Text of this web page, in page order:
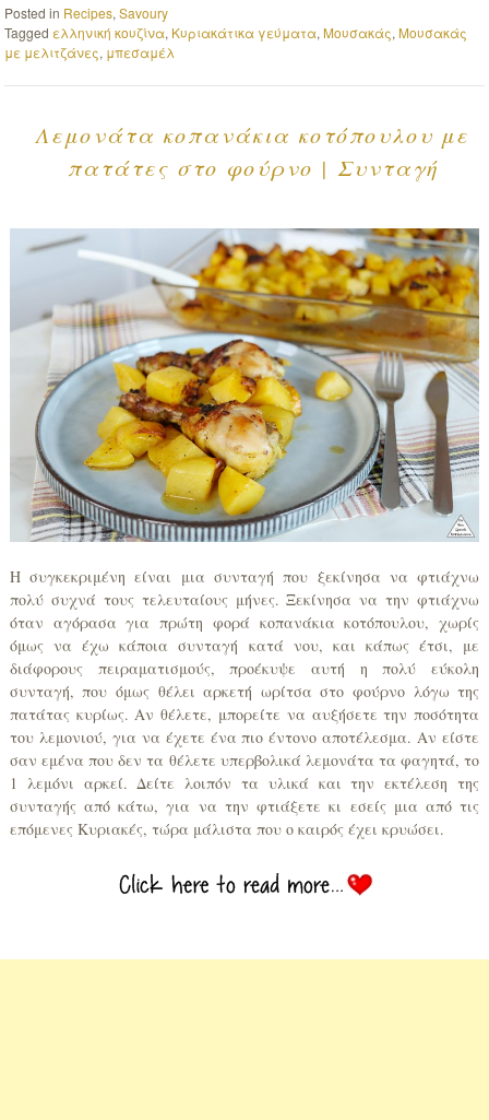
Posted in Recipes,Savoury
Tagged ελληνική κουζίνα, Κυριακάτικα γεύματα, Μουσακάς, Μουσακάς
με μελιτζάνες, μπεσαμέλ
Λεμονάτα κοπανάκια κοτόπουλου με
πατάτες στο φούρνο | Συνταγή
Η συγκεκριμένη είναι μια συνταγή που ξεκίνησα να φτιάχνω
πολύ συχνά τους τελευταίους μήνες. Ξεκίνησα να την φτιάχνω
όταν αγόρασα για πρώτη φορά κοπανάκια κοτόπουλου, χωρίς
όμως να έχω κάποια συνταγή κατά νου, και κάπως έτσι, με
διάφορους πειραματισμούς, προέκυψε αυτή η πολύ εύκολη
συνταγή, που όμως θέλει αρκετή ωρίτσα στο φούρνο λόγω της
πατάτας κυρίως. Αν θέλετε, μπορείτε να αυξήσετε την ποσότητα
του λεμονιού, για να έχετε ένα πιο έντονο αποτέλεσμα. Αν είστε
σαν εμένα που δεν τα θέλετε υπερβολικά λεμονάτα τα φαγητά, το
1 λεμόνι αρκεί. Δείτε λοιπόν τα υλικά και την εκτέλεση της
συνταγής από κάτω, για να την φτιάξετε κι εσείς μια από τις
επόμενες Κυριακές, τώρα μάλιστα που ο καιρός έχει κρυώσει.